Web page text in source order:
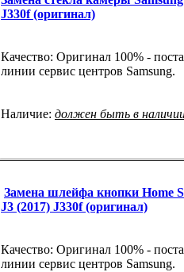
J330f (оригинал)
Качество: Оригинал 100% -
линии сервис центров Samsung.
Наличие: должен быть в
Замена шлейфа кнопки Home
J3 (2017) J330f (оригинал)
Качество: Оригинал 100% -
линии сервис центров Samsung.